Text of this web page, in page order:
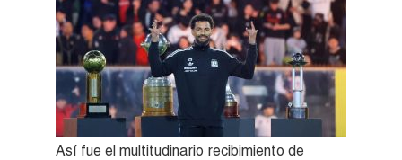
Así fue el multitudinario recibimiento de